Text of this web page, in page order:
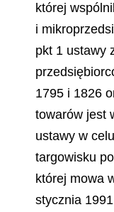
której
i
pkt 1 ustawy
1795 i 1826
towarów jest
ustawy w
targowisku
której mowa
stycznia